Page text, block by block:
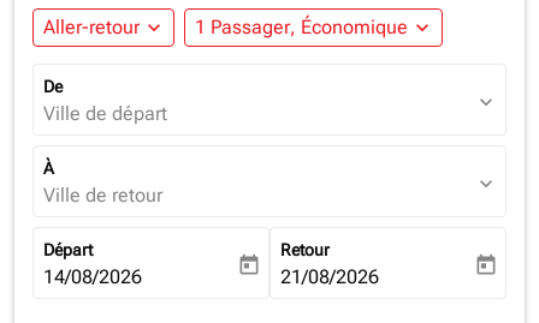
Aller-retour expand_more 1 Passager, Économique expand_more
De
Ville de départ expand_more
À
Ville de retour expand_more
Départ
fc-booking-departure-date-aria-label
14/08/2026 today
Retour
fc-booking-return-date-aria-
21/08/2026 today